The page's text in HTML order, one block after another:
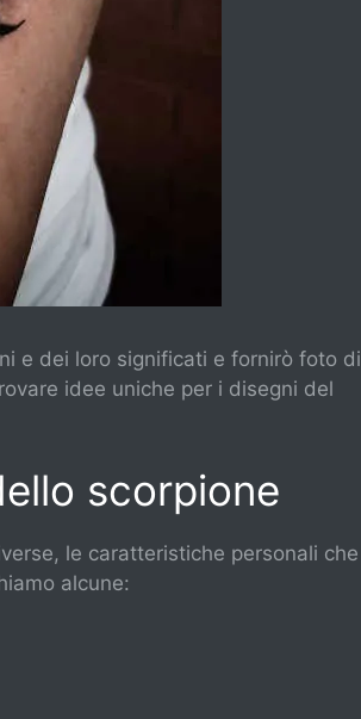
e dei loro significati e fornirò foto di
idee uniche per i disegni del
scorpione
le caratteristiche personali che
alcune: